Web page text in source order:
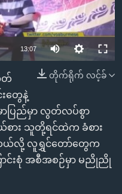
13:07
တိုက်ရိုက် လင့်ခ်
တ်
တွေနဲ့
ာပြည်မှာ လွတ်လပ်စွာ
ား သူတို့ရင်ထဲက ခံစား
တယ်လို့ လူရွှင်တော်တွေက
ောင်းစုံ အစီအစဉ်မှာ မညိုညို